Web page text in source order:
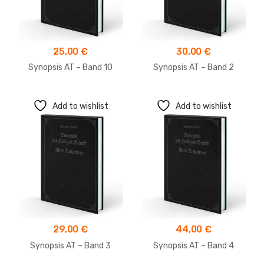
25,00€
Synopsis AT – Band 10
30,00€
Synopsis AT – Band 2
Add to wishlist
29,00€
Synopsis AT – Band 3
Add to wishlist
44,00€
Synopsis AT – Band 4